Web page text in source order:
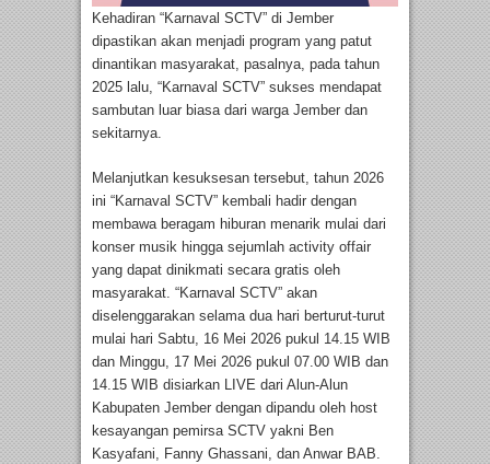
Kehadiran “Karnaval SCTV” di Jember
dipastikan akan menjadi program yang patut
dinantikan masyarakat, pasalnya, pada tahun
2025 lalu, “Karnaval SCTV” sukses mendapat
sambutan luar biasa dari warga Jember dan
sekitarnya.
Melanjutkan kesuksesan tersebut, tahun 2026
ini “Karnaval SCTV” kembali hadir dengan
membawa beragam hiburan menarik mulai dari
konser musik hingga sejumlah activity offair
yang dapat dinikmati secara gratis oleh
masyarakat. “Karnaval SCTV” akan
diselenggarakan selama dua hari berturut-turut
mulai hari Sabtu, 16 Mei 2026 pukul 14.15 WIB
dan Minggu, 17 Mei 2026 pukul 07.00 WIB dan
14.15 WIB disiarkan LIVE dari Alun-Alun
Kabupaten Jember dengan dipandu oleh host
kesayangan pemirsa SCTV yakni Ben
Kasyafani, Fanny Ghassani, dan Anwar BAB.